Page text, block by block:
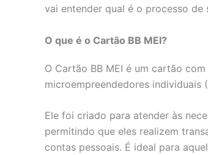
vai entender qual é o processo de
O que é o Cartão BB MEI?
O Cartão BB MEI é um cartão
microempreendedores individuais
Ele foi criado para atender às
permitindo que eles realizem
contas pessoais. É ideal para